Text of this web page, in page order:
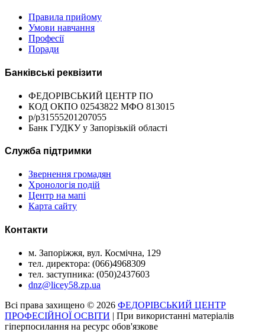
Правила прийому
Умови навчання
Професії
Поради
Банківські реквізити
ФЕДОРІВСЬКИЙ ЦЕНТР ПО
КОД ОКПО 02543822 МФО 813015
р/р31555201207055
Банк ГУДКУ у Запорізькій області
Служба підтримки
Звернення громадян
Хронологія подій
Центр на мапі
Карта сайту
Контакти
м. Запоріжжя, вул. Космічна, 129
тел. директора: (066)4968309
тел. заступника: (050)2437603
dnz@licey58.zp.ua
Всі права захищено © 2026 ФЕДОРІВСЬКИЙ ЦЕНТР
ПРОФЕСІЙНОЇ ОСВІТИ | При використанні матеріалів
гіперпосилання на ресурс обов'язкове